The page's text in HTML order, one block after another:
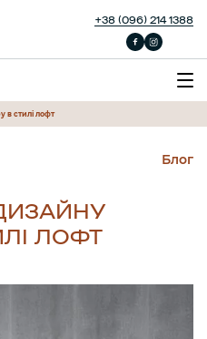
+38 (096) 214 1388
в стилі лофт
ЛОФТ
Блог